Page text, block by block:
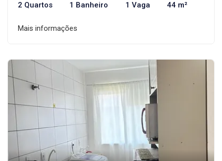
2 Quartos 1 Banheiro 1 Vaga 44 m²
Mais informações